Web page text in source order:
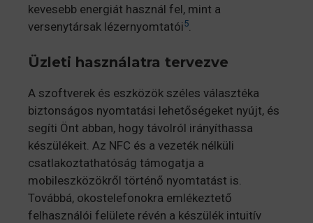
kevesebb energiát használ fel, mint a
versenytársak lézernyomtatói5.
Üzleti használatra tervezve
A szoftverek és eszközök széles választéka
biztonságos nyomtatási lehetőségeket nyújt, és
segíti Önt abban, hogy távolról irányíthassa
készülékeit. Az NFC és a vezeték nélküli
csatlakoztathatóság támogatja a
mobileszközökről történő nyomtatást is.
Továbbá, okostelefonokra emlékeztető
felhasználói felülete révén a készülék intuitív